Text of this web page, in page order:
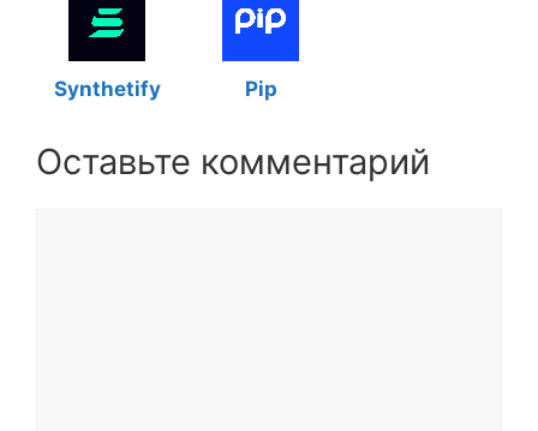
Synthetify Pip
Оставьте комментарий